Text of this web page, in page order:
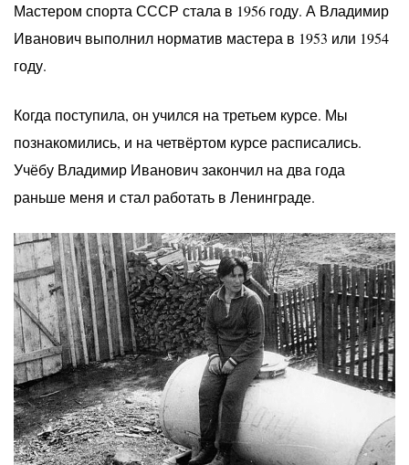
Мастером спорта СССР стала в 1956 году. А Владимир
Иванович выполнил норматив мастера в 1953 или 1954
году.
Когда поступила, он учился на третьем курсе. Мы
познакомились, и на четвёртом курсе расписались.
Учёбу Владимир Иванович закончил на два года
раньше меня и стал работать в Ленинграде.